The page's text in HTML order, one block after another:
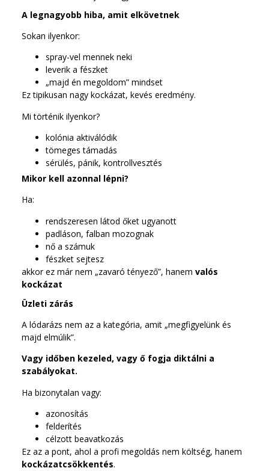
A legnagyobb hiba, amit elkövetnek
Sokan ilyenkor:
spray-vel mennek neki
leverik a fészket
„majd én megoldom” mindset
Ez tipikusan nagy kockázat, kevés eredmény.
Mi történik ilyenkor?
kolónia aktiválódik
tömeges támadás
sérülés, pánik, kontrollvesztés
Mikor kell azonnal lépni?
Ha:
rendszeresen látod őket ugyanott
padláson, falban mozognak
nő a számuk
fészket sejtesz
akkor ez már nem „zavaró tényező”, hanemvalós
kockázat
Üzleti zárás
A lódarázs nem az a kategória, amit „megfigyelünk és
majd elmúlik”.
Vagy időben kezeled, vagy ő fogja diktálni a
szabályokat.
Ha bizonytalan vagy:
azonosítás
felderítés
célzott beavatkozás
Ez az a pont, ahol a profi megoldás nem költség, hanem
kockázatcsökkentés.